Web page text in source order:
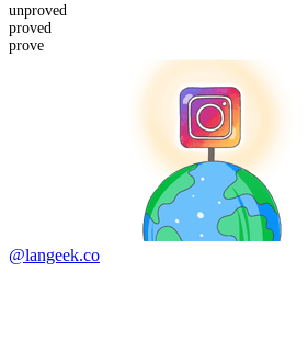
unproved
proved
prove
@langeek.co